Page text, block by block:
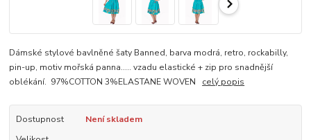
Dámské stylové bavlněné šaty Banned, barva modrá, retro, rockabilly,
pin-up, motiv mořská panna..... vzadu elastické + zip pro snadnější
oblékání. 97%COTTON 3%ELASTANE WOVEN celý popis
Dostupnost
Není skladem